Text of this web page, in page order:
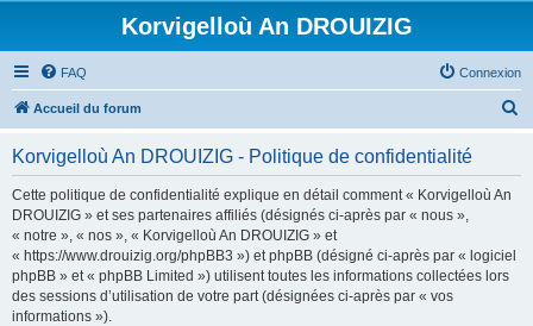
Korvigelloù An DROUIZIG
FAQ Connexion
Accueil du forum
Korvigelloù An DROUIZIG - Politique de confidentialité
Cette politique de confidentialité explique en détail comment « Korvigelloù An
DROUIZIG » et ses partenaires affiliés (désignés ci-après par « nous »,
« notre », « nos », « Korvigelloù An DROUIZIG » et
« https://www.drouizig.org/phpBB3 ») et phpBB (désigné ci-après par « logiciel
phpBB » et « phpBB Limited ») utilisent toutes les informations collectées lors
des sessions d’utilisation de votre part (désignées ci-après par « vos
informations »).